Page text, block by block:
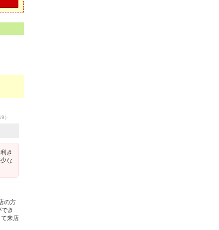
）
き
な
の方
き
来店